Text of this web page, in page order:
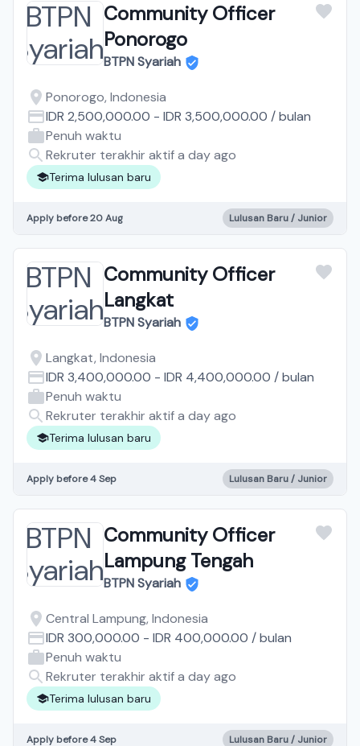
Community Officer
Ponorogo
BTPN Syariah
Ponorogo, Indonesia
IDR 2,500,000.00 - IDR 3,500,000.00 /bulan
Penuh waktu
Rekruter terakhir aktif a day ago
Terima lulusan baru
Apply before 20 Aug Lulusan Baru / Junior
Community Officer
Langkat
BTPN Syariah
Langkat, Indonesia
IDR 3,400,000.00 - IDR 4,400,000.00 /bulan
Penuh waktu
Rekruter terakhir aktif a day ago
Terima lulusan baru
Apply before 4 Sep Lulusan Baru / Junior
Community Officer
Lampung Tengah
BTPN Syariah
Central Lampung, Indonesia
IDR 300,000.00 - IDR 400,000.00 /bulan
Penuh waktu
Rekruter terakhir aktif a day ago
Terima lulusan baru
Apply before 4 Sep Lulusan Baru / Junior